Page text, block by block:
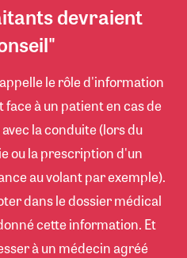
devraient
le rôle d'information
à un patient en cas de
la conduite (lors du
ou la prescription d'un
au volant par exemple).
dans le dossier médical
cette information. Et
à un médecin agréé